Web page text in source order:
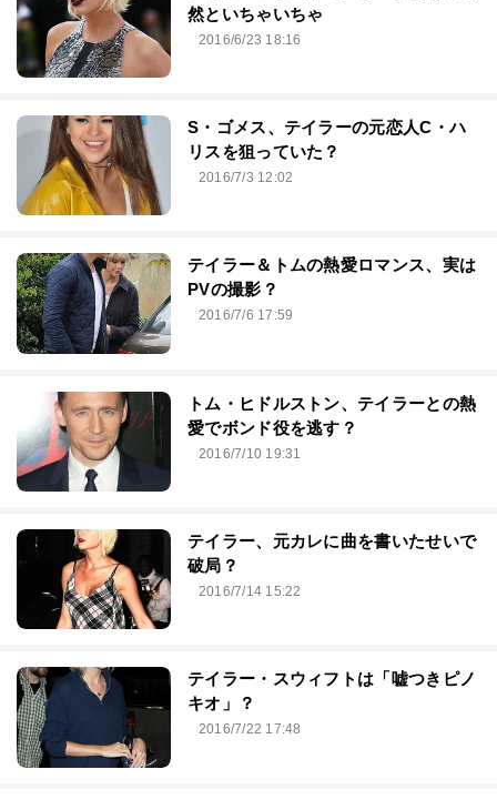
然といちゃいちゃ
2016/6/23 18:16
S・ゴメス、テイラーの元恋人C・ハ
リスを狙っていた？
2016/7/3 12:02
テイラー＆トムの熱愛ロマンス、実は
PVの撮影？
2016/7/6 17:59
トム・ヒドルストン、テイラーとの熱
愛でボンド役を逃す？
2016/7/10 19:31
テイラー、元カレに曲を書いたせいで
破局？
2016/7/14 15:22
テイラー・スウィフトは「嘘つきピノ
キオ」？
2016/7/22 17:48